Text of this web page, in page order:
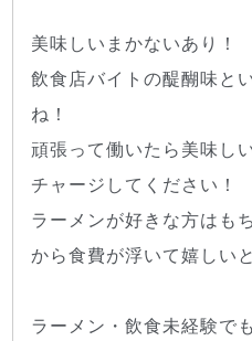
美味しいまかないあり！
飲食店バイトの醍醐味と
ね！
頑張って働いたら美味し
チャージしてください！
ラーメンが好きな方はも
から食費が浮いて嬉しい
ラーメン・飲食未経験で